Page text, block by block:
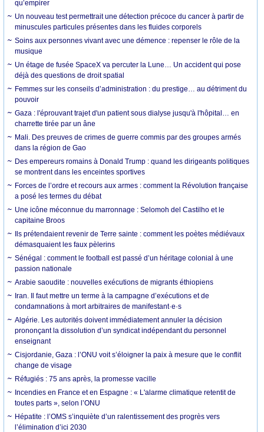
qu’empirer
Un nouveau test permettrait une détection précoce du cancer à partir de
minuscules particules présentes dans les fluides corporels
Soins aux personnes vivant avec une démence : repenser le rôle de la
musique
Un étage de fusée SpaceX va percuter la Lune… Un accident qui pose
déjà des questions de droit spatial
Femmes sur les conseils d’administration : du prestige… au détriment du
pouvoir
Gaza : l'éprouvant trajet d'un patient sous dialyse jusqu'à l'hôpital… en
charrette tirée par un âne
Mali. Des preuves de crimes de guerre commis par des groupes armés
dans la région de Gao
Des empereurs romains à Donald Trump : quand les dirigeants politiques
se montrent dans les enceintes sportives
Forces de l’ordre et recours aux armes : comment la Révolution française
a posé les termes du débat
Une icône méconnue du marronnage : Selomoh del Castilho et le
capitaine Broos
Ils prétendaient revenir de Terre sainte : comment les poètes médiévaux
démasquaient les faux pèlerins
Sénégal : comment le football est passé d’un héritage colonial à une
passion nationale
Arabie saoudite : nouvelles exécutions de migrants éthiopiens
Iran. Il faut mettre un terme à la campagne d’exécutions et de
condamnations à mort arbitraires de manifestant·e·s
Algérie. Les autorités doivent immédiatement annuler la décision
prononçant la dissolution d’un syndicat indépendant du personnel
enseignant
Cisjordanie, Gaza : l’ONU voit s’éloigner la paix à mesure que le conflit
change de visage
Réfugiés : 75 ans après, la promesse vacille
Incendies en France et en Espagne : « L'alarme climatique retentit de
toutes parts », selon l’ONU
Hépatite : l’OMS s’inquiète d’un ralentissement des progrès vers
l’élimination d’ici 2030